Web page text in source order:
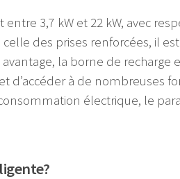
3,7 kW et 22 kW, avec
des prises renforcées, il
la borne de recharge
d’accéder à de nombreuses
électrique, le